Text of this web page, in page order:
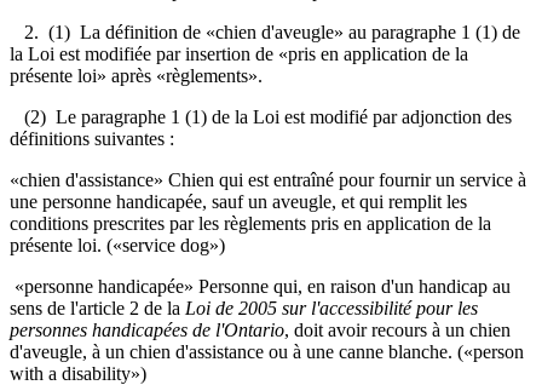
2. (1) La définition de «chien d'aveugle» au paragraphe 1 (1) de
la Loi est modifiée par insertion de «pris en application de la
présente loi» après «règlements».
(2) Le paragraphe 1 (1) de la Loi est modifié par adjonction des
définitions suivantes :
«chien d'assistance» Chien qui est entraîné pour fournir un service à
une personne handicapée, sauf un aveugle, et qui remplit les
conditions prescrites par les règlements pris en application de la
présente loi. («service dog»)
«personne handicapée» Personne qui, en raison d'un handicap au
sens de l'article 2 de la Loi de 2005 sur l'accessibilité pour les
personnes handicapées de l'Ontario, doit avoir recours à un chien
d'aveugle, à un chien d'assistance ou à une canne blanche. («person
with a disability»)